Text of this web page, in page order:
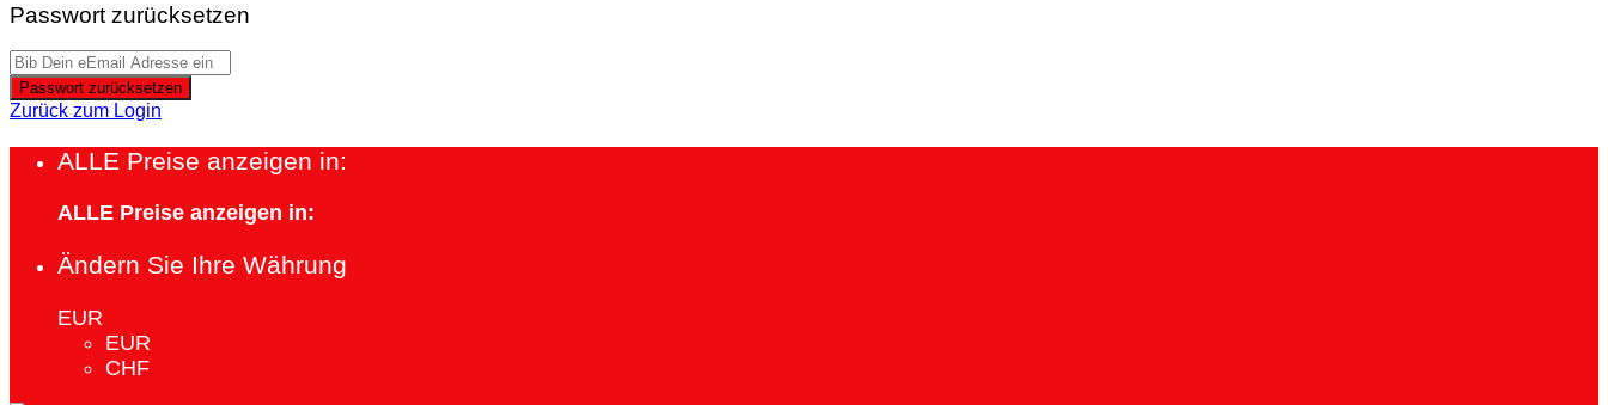
Passwort zurücksetzen
Passwort zurücksetzen
Zurück zum Login
ALLE Preise anzeigen in:
ALLE Preise anzeigen in:
Ändern Sie Ihre Währung
EUR
EUR
CHF